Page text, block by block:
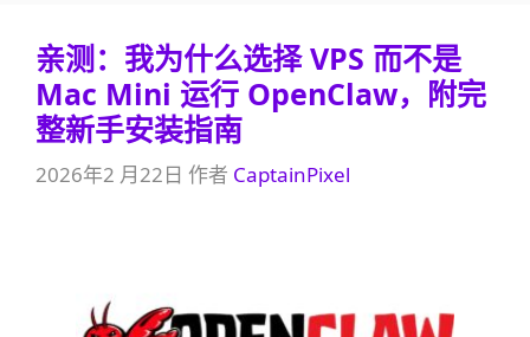
亲测：我为什么选择 VPS 而不是
Mac Mini 运行 OpenClaw，附完
整新手安装指南
2026年2 月22日 作者 CaptainPixel